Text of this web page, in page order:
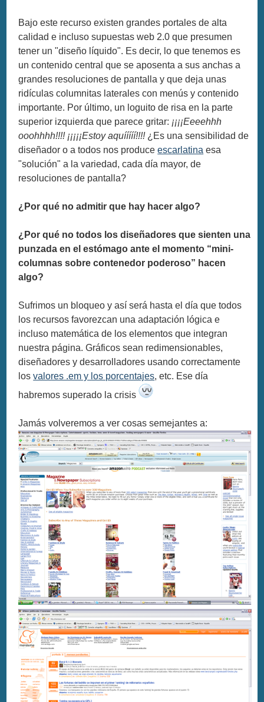
Bajo este recurso existen grandes portales de alta
calidad e incluso supuestas web 2.0 que presumen
tener un "diseño líquido". Es decir, lo que tenemos es
un contenido central que se aposenta a sus anchas a
grandes resoluciones de pantalla y que deja unas
ridículas columnitas laterales con menús y contenido
importante. Por último, un loguito de risa en la parte
superior izquierda que parece gritar: ¡¡¡¡Eeeehhh
ooohhhh!!!! ¡¡¡¡¡Estoy aquííííí!!!!¿Es una sensibilidad de
diseñador o a todos nos produceescarlatina esa
"solución" a la variedad, cada día mayor, de
resoluciones de pantalla?
¿Por qué no admitir que hay hacer algo?
¿Por qué no todos los diseñadores que sienten una
punzada en el estómago ante el momento “mini-
columnas sobre contenedor poderoso” hacen
algo?
Sufrimos un bloqueo y así será hasta el día que todos
los recursos favorezcan una adaptación lógica e
incluso matemática de los elementos que integran
nuestra página. Gráficos sean redimensionables,
diseñadores y desarrolladores usando correctamente
losvalores .em y los porcentajes, etc. Ese día
habremos superado la crisis
Jamás volveremos a ver cosas semejantes a: